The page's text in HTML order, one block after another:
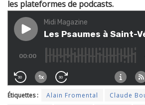
les plateformes de podcasts.
Étiquettes : Alain Fromental
Claude